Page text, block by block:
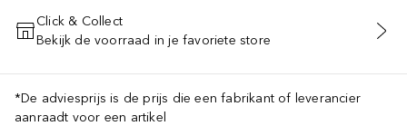
VOEG TOE AAN WINKELMANDJE
Click & Collect
Bekijk de voorraad in je favoriete store
*De adviesprijs is de prijs die een fabrikant of leverancier
aanraadt voor een artikel